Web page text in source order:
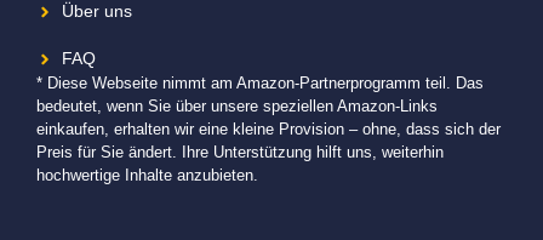
Über uns
FAQ
* Diese Webseite nimmt am Amazon-Partnerprogramm teil. Das
bedeutet, wenn Sie über unsere speziellen Amazon-Links
einkaufen, erhalten wir eine kleine Provision – ohne, dass sich der
Preis für Sie ändert. Ihre Unterstützung hilft uns, weiterhin
hochwertige Inhalte anzubieten.